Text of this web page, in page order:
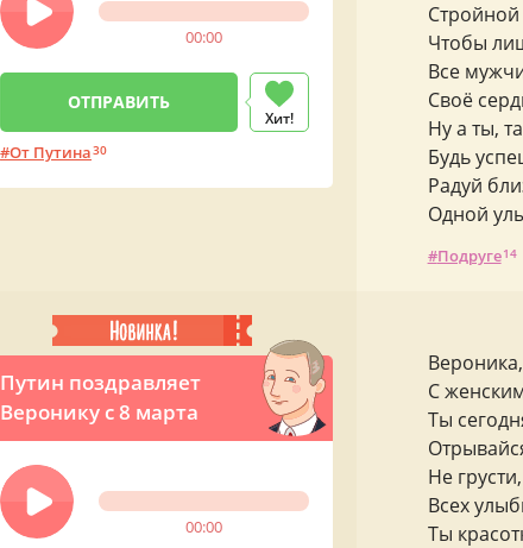
00:00
Хит!
От Путина30
Стройной
Чтобы
Все
Своё
Ну а ты,
Будь
Радуй
Одной
Подруге14
Путин поздравляет
Веронику с 8 марта
00:00
С
Ты
Не
Всех
Ты